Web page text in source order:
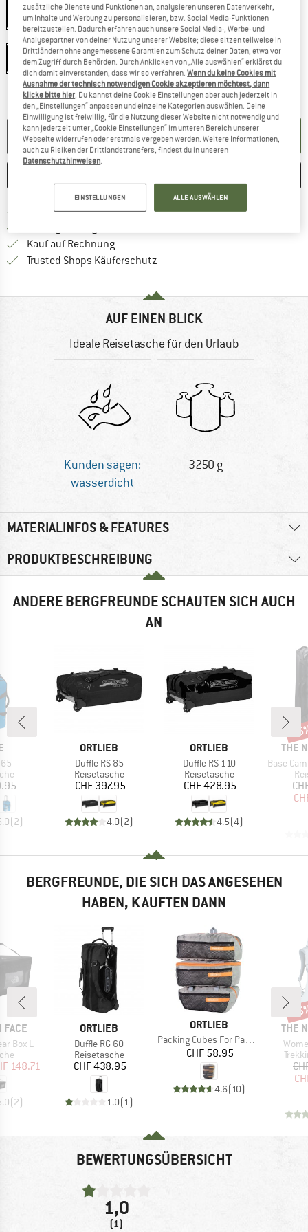
Grösse:60 l
60 l
Lieferzeit: 3-5 Werktage
Der Link öffnet sich in einer Infobox und
Menge:
IN DEN WARENKORB
Portofrei ab CHF 100 (CH)Finde mehr Informationen zu den
Kauf auf RechnungFinde die Zahlungs-Infos hier! Öffnet
Trusted Shops Käuferschutz
AUF EINEN BLICK
Ideale Reisetasche für den Urlaub
Kunden sagen:
wasserdicht
3250 g
MATERIALINFOS & FEATURES
PRODUKTBESCHREIBUNG
ANDERE BERGFREUNDE SCHAUTEN SICH AUCH
AN
(2)
MARKE
ORTLIEB
Artikel
Duffle RS 85
Produktgruppe
Reisetasche
Preis
CHF 397.95
4.0(2)
MARKE
ORTLIEB
Artikel
Duffle RS 110
Produktgruppe
Reisetasche
Preis
CHF 428.95
4.5(4)
THE
Artikel
Base Camp
BERGFREUNDE, DIE SICH DAS ANGESEHEN
HABEN, KAUFTEN DANN
FACE
Box L
Preis
148.71
(2)
MARKE
ORTLIEB
Artikel
Duffle RG 60
Produktgruppe
Reisetasche
Preis
CHF 438.95
1.0(1 )
MARKE
ORTLIEB
Artikel
Packing Cubes For Panniers
Preis
CHF 58.95
4.6(10)
THE
Artikel
BEWERTUNGSÜBERSICHT
1,0
(1)
zusätzliche Dienste und Funktionen an, analysieren unseren Datenverkehr,
um Inhalte und Werbung zu personalisieren, bzw. Social Media-Funktionen
bereitzustellen. Dadurch erfahren auch unsere Social Media-, Werbe- und
Analysepartner von deiner Nutzung unserer Website; diese sitzen teilweise in
Drittländern ohne angemessene Garantien zum Schutz deiner Daten, etwa vor
dem Zugriff durch Behörden. Durch Anklicken von „Alle auswählen“ erklärst du
dich damit einverstanden, dass wir so verfahren.Wenn du keine Cookies mit
Ausnahme der technisch notwendigen Cookie akzeptieren möchtest, dann
klicke bitte hier. Du kannst deine Cookie Einstellungen aber auch jederzeit in
den „Einstellungen“ anpassen und einzelne Kategorien auswählen. Deine
Einwilligung ist freiwillig, für die Nutzung dieser Website nicht notwendig und
kann jederzeit unter „Cookie Einstellungen“ im unteren Bereich unserer
Webseite widerrufen oder erstmals vergeben werden. Weitere Informationen,
auch zu Risiken der Drittlandstransfers, findest du in unseren
Datenschutzhinweisen.
EINSTELLUNGEN ALLE AUSWÄHLEN